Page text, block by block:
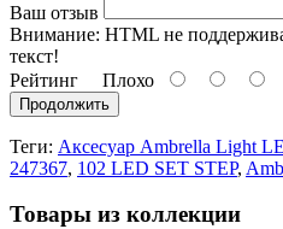
Ваш отзыв
Внимание: HTML не
текст!
Рейтинг Плохо
Продолжить
Теги: Аксесуар Ambrella Light
247367, 102 LED SET STEP,
Товары из коллекции